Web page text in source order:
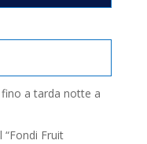
a tarda notte a
“Fondi Fruit